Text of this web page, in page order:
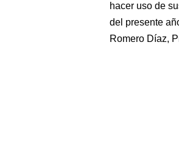
hacer uso de
del presente
Romero Díaz,